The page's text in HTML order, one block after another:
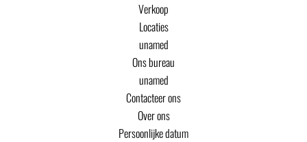
Verkoop
Locaties
unamed
Ons bureau
unamed
Contacteer ons
Over ons
Persoonlijke datum